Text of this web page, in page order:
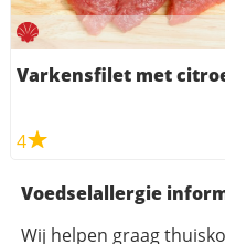
Varkensfilet met
4
Voedselallergie
Wij helpen graag